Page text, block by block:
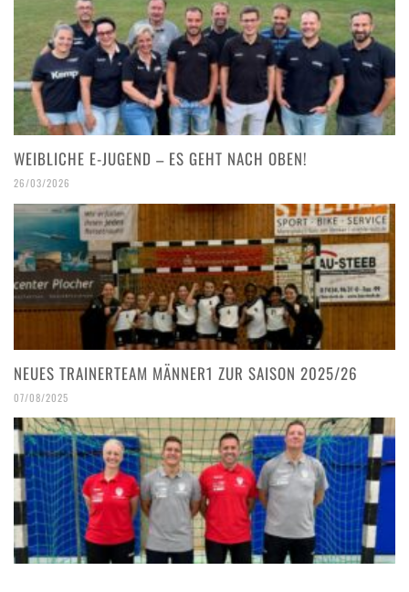
WEIBLICHE E-JUGEND – ES GEHT NACH OBEN!
26/03/2026
NEUES TRAINERTEAM MÄNNER1 ZUR SAISON 2025/26
07/08/2025